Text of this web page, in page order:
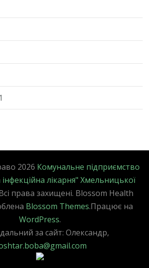
2026 Комунальне підприємство
лікарня" Хмельницької
права захищені. Blossom Health
Blossom Themes.Працює на
WordPress.
за сайт: Олександр,